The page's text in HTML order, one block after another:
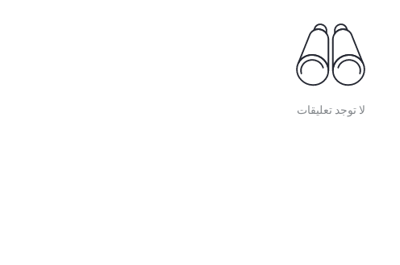
لا توجد تعليقات